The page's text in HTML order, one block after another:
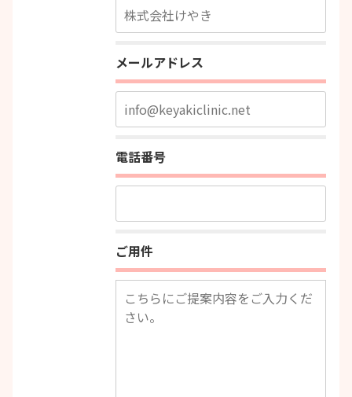
メールアドレス
電話番号
ご用件